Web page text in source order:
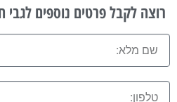
רוצה לקבל פרטים נוספים